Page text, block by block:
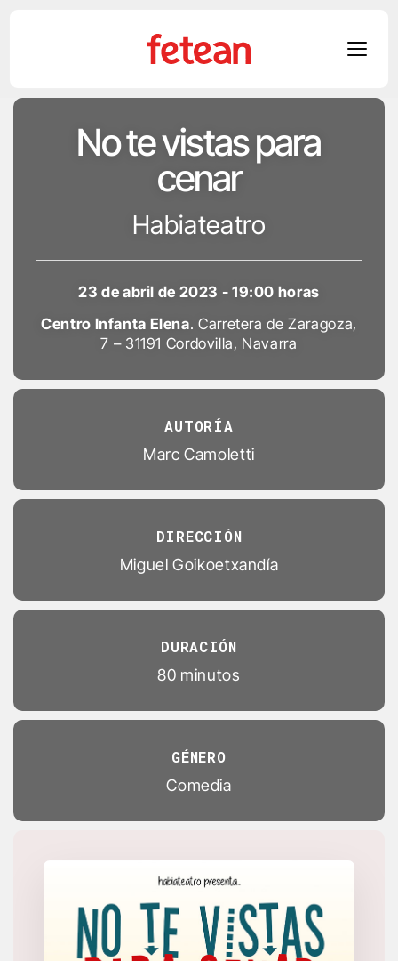
Skip
No te vistas para
cenar
Habiateatro
23 de abril de 2023 - 19:00 horas
Centro Infanta Elena. Carretera de Zaragoza,
7 – 31191 Cordovilla, Navarra
AUTORÍA
Marc Camoletti
DIRECCIÓN
Miguel Goikoetxandía
DURACIÓN
80 minutos
GÉNERO
Comedia